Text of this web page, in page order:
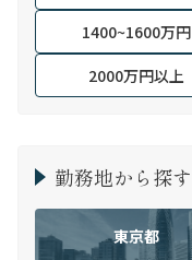
1400~1600万円
2000万円以上
勤務地から探す
東京都